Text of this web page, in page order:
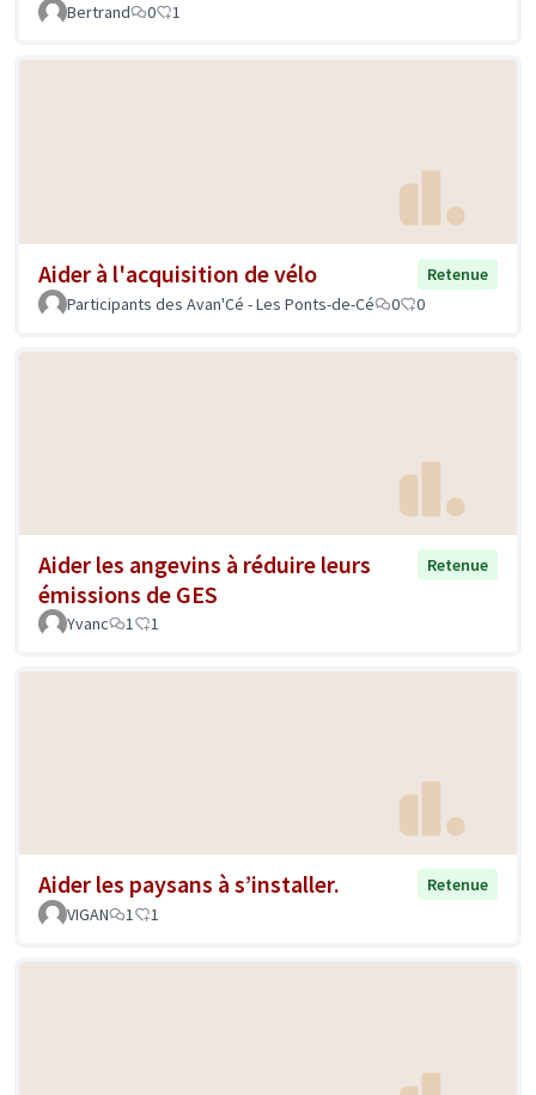
Bertrand 0 1
Aider à l'acquisition de vélo
Retenue
Participants des Avan'Cé - Les Ponts-de-Cé
0 0
Aider les angevins à réduire leurs
émissions de GES
Retenue
Yvanc 1 1
Aider les paysans à s’installer.
Retenue
VIGAN
1 1